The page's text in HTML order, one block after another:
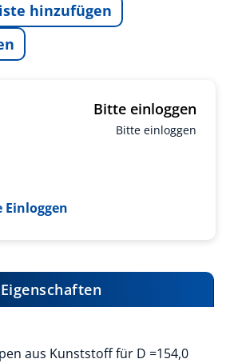
hinzufügen
Bitte einloggen
Bitte einloggen
Einloggen
Eigenschaften
aus Kunststoff für D =154,0